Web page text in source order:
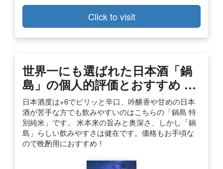
Click to visit
世界一にも選ばれた日本酒「鍋
島」の個人的評価とおすすめ …
日本酒度は+6でピリッと辛口、吟醸香や甘めの日本
酒が苦手な方でも飲みやすいのはこちらの「鍋島 特
別純米」です。 米本来の旨みと奥深さ、しかし「鍋
島」らしい飲みやすさは健在です。価格もお手頃な
ので晩酌用におすすめ！